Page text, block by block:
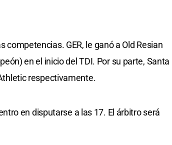
GER, le ganó a Old Resian
en el inicio del TDI. Por su parte, Santa
respectivamente.
en disputarse a las 17. El árbitro será